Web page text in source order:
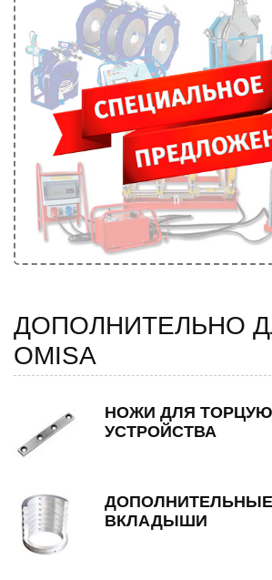
ДОПОЛНИТЕЛЬНО
OMISA
НОЖИ ДЛЯ
УСТРОЙСТВА
ВКЛАДЫШИ